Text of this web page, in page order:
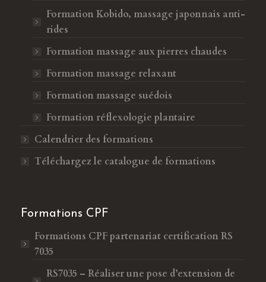
Formation Kobido, massage japonnais anti-
rides
Formation massage aux pierres chaudes
Formation massage relaxant
Formation massage suédois
Formation réflexologie plantaire
Calendrier des formations
Téléchargez le catalogue de formations
Formations CPF
Formations CPFpartenariat certification RS
7035
RS7035 – Réaliser une pose d’extension de